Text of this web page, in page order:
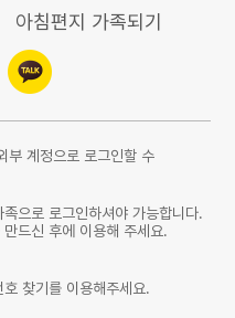
아침편지 가족되기
부 계정으로 로그인할 수
으로 로그인하셔야 가능합니다.
드신 후에 이용해 주세요.
찾기를 이용해주세요.